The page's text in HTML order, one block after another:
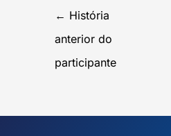
← História
anterior do
participante